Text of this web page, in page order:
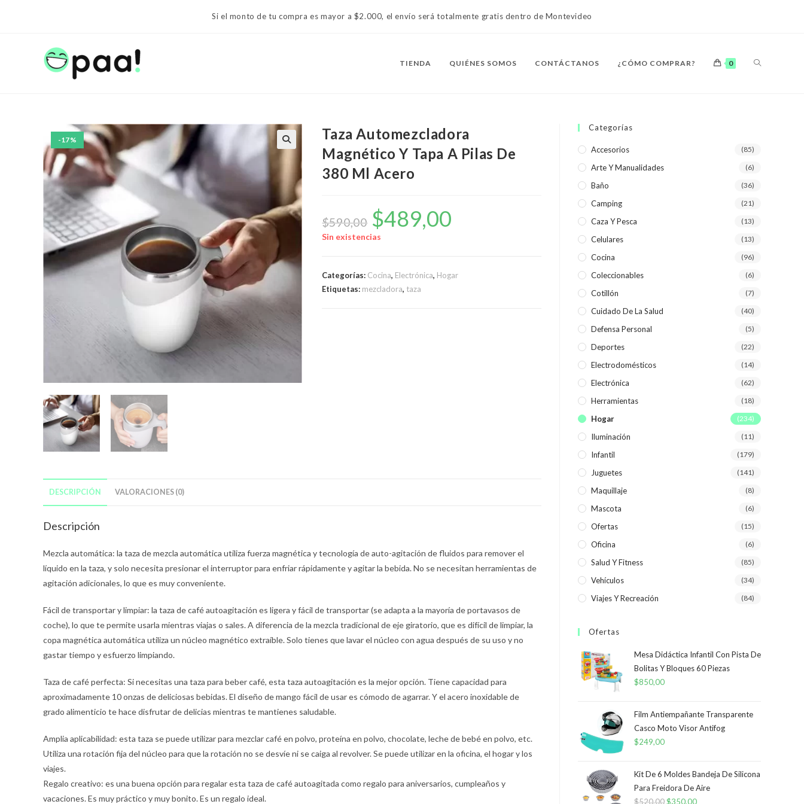
Si el monto de tu compra es mayor a $2.000, el envío será totalmente gratis dentro de Montevideo
TIENDA QUIÉNES SOMOS CONTÁCTANOS ¿CÓMO COMPRAR? 0 ALTERNAR
DE
LA
-17%
Taza Automezcladora
Magnético Y Tapa A Pilas De
380 Ml Acero
$590,00
El
precio
original
era:
$489,00
Sin existencias
Categorías: Cocina, Electrónica, Hogar
Etiquetas: mezcladora, taza
DESCRIPCIÓN VALORACIONES (0)
Descripción
Mezcla automática: la taza de mezcla automática utiliza fuerza magnética y tecnología de auto-agitación de fluidos para remover el
líquido en la taza, y solo necesita presionar el interruptor para enfriar rápidamente y agitar la bebida. No se necesitan herramientas de
agitación adicionales, lo que es muy conveniente.
Fácil de transportar y limpiar: la taza de café autoagitación es ligera y fácil de transportar (se adapta a la mayoría de portavasos de
coche), lo que te permite usarla mientras viajas o sales. A diferencia de la mezcla tradicional de eje giratorio, que es difícil de limpiar, la
copa magnética automática utiliza un núcleo magnético extraíble. Solo tienes que lavar el núcleo con agua después de su uso y no
gastar tiempo y esfuerzo limpiando.
Taza de café perfecta: Si necesitas una taza para beber café, esta taza autoagitación es la mejor opción. Tiene capacidad para
aproximadamente 10 onzas de deliciosas bebidas. El diseño de mango fácil de usar es cómodo de agarrar. Y el acero inoxidable de
grado alimenticio te hace disfrutar de delicias mientras te mantienes saludable.
Amplia aplicabilidad: esta taza se puede utilizar para mezclar café en polvo, proteína en polvo, chocolate, leche de bebé en polvo, etc.
Utiliza una rotación fija del núcleo para que la rotación no se desvíe ni se caiga al revolver. Se puede utilizar en la oficina, el hogar y los
viajes.
Regalo creativo: es una buena opción para regalar esta taza de café autoagitada como regalo para aniversarios, cumpleaños y
vacaciones. Es muy práctico y muy bonito. Es un regalo ideal.
Categorías
Accesorios (85)
Arte Y Manualidades (6)
Baño (36)
Camping (21)
Caza Y Pesca (13)
Celulares (13)
Cocina (96)
Coleccionables (6)
Cotillón (7)
Cuidado De La Salud (40)
Defensa Personal (5)
Deportes (22)
Electrodomésticos (14)
Electrónica (62)
Herramientas (18)
Hogar (234)
Iluminación (11)
Infantil (179)
Juguetes (141)
Maquillaje (8)
Mascota (6)
Ofertas (15)
Oficina (6)
Salud Y Fitness (85)
Vehículos (34)
Viajes Y Recreación (84)
Ofertas
Mesa Didáctica Infantil Con Pista De
Bolitas Y Bloques 60 Piezas
$850,00
Film Antiempañante Transparente
Casco Moto Visor Antifog
$249,00
Kit De 6 Moldes Bandeja De Silicona
Para Freidora De Aire
$520,00El
$350,00El